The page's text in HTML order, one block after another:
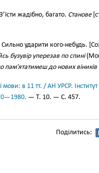
З’їсти жадібно, багато. Станове
Сильно ударити кого-небудь.
бузувір уперезав по спині
пам’ятатимеш до нових віників
мови: в 11 тт. / АН УРСР.
— Т. 10. — С. 457.
Поділитись: